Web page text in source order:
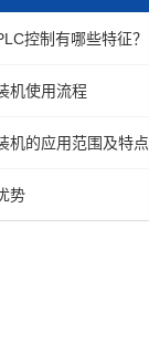
控制有哪些特征？
机使用流程
机的应用范围及特点
势